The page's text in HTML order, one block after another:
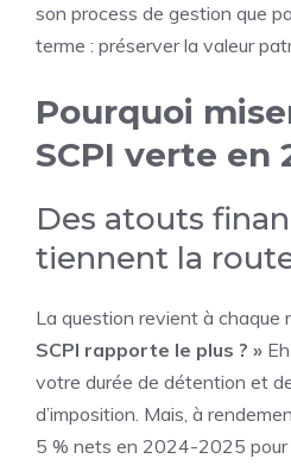
son process de gestion que
terme : préserver la valeur
Pourquoi
SCPI verte en
Des atouts
tiennent la
La question revient à chaque
SCPI rapporte le plus ? »
votre durée de détention et
d’imposition. Mais, à
5 % nets en 2024-2025 pour